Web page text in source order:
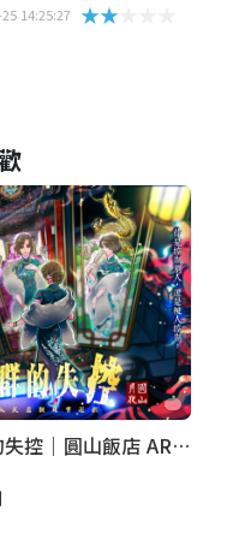
14:25:27 ★★★★★
圓山月夜-羊群的失控｜圓山飯店 ARG實境解謎遊戲